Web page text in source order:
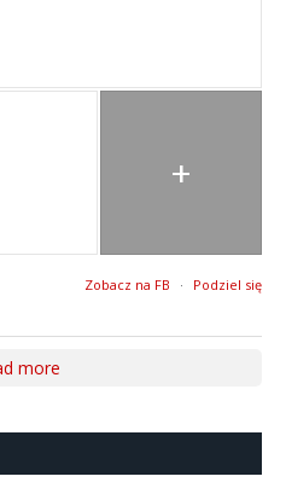
+
Zobacz na FB · Podziel się
more